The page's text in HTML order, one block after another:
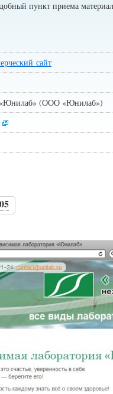
пункт приема
сайт
«Юнилаб» (ООО «Юнилаб»)
лаборатория «Юнилаб»